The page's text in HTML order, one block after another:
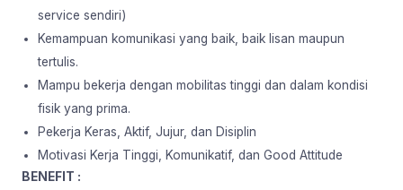
service sendiri)
Kemampuan komunikasi yang baik, baik lisan maupun
tertulis.
Mampu bekerja dengan mobilitas tinggi dan dalam kondisi
fisik yang prima.
Pekerja Keras, Aktif, Jujur, dan Disiplin
Motivasi Kerja Tinggi, Komunikatif, dan Good Attitude
BENEFIT :